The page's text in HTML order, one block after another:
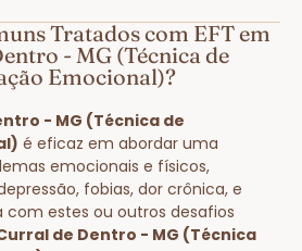
Tratados com EFT em
- MG (Técnica de
Emocional)?
- MG (Técnica de
é eficaz em abordar uma
emocionais e físicos,
fobias, dor crônica, e
com estes ou outros desafios
de Dentro - MG (Técnica